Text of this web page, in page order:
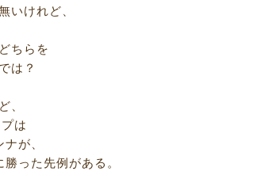
いけれど、
ちらを
は？
、
は
が、
った先例がある。